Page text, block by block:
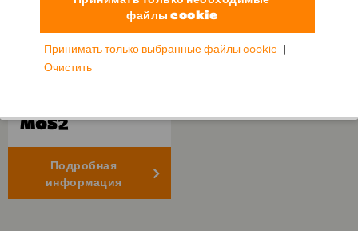
MoS2
Подробная
информация
Принимать только выбранные файлы cookie
Очистить